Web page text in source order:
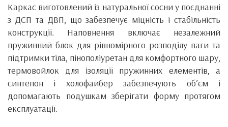
Каркас виготовлений із натуральної сосни у поєднанні
з ДСП та ДВП, що забезпечує міцність і стабільність
конструкції. Наповнення включає незалежний
пружинний блок для рівномірного розподілу ваги та
підтримки тіла, пінополіуретан для комфортного шару,
термовойлок для ізоляції пружинних елементів, а
синтепон і холофайбер забезпечують об’єм і
допомагають подушкам зберігати форму протягом
експлуатації.